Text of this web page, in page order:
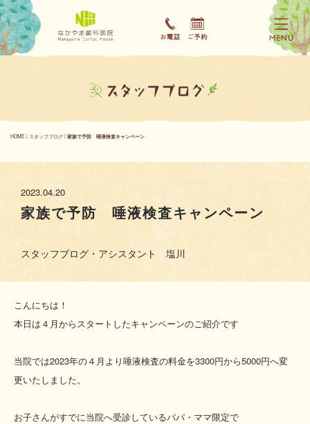
HOME | スタッフブログ | 家族で予防 唾液検査キャンペーン
2023.04.20
家族で予防 唾液検査キャンペーン
スタッフブログ・アシスタント 塩川
こんにちは！
本日は４月からスタートしたキャンペーンのご紹介です
当院では2023年の４月より唾液検査の料金を3300円から5000円へ変
更いたしました。
お子さんがすでに当院へ受診しているパパ・ママ限定で